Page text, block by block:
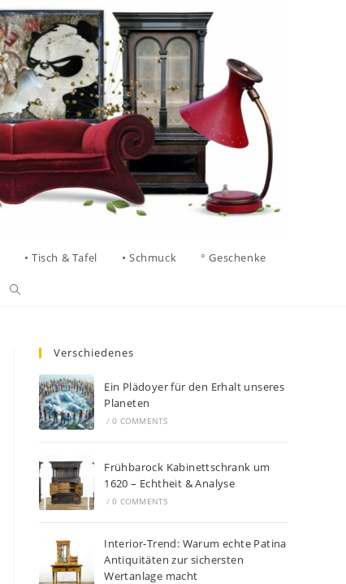
• Tisch & Tafel • Schmuck ° Geschenke
Verschiedenes
Ein Plädoyer für den Erhalt unseres
Planeten
/ 0 COMMENTS
Frühbarock Kabinettschrank um
1620 – Echtheit & Analyse
/ 0 COMMENTS
Interior-Trend: Warum echte Patina
Antiquitäten zur sichersten
Wertanlage macht